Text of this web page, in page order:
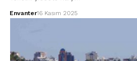
Envanter16 Kasım 2025